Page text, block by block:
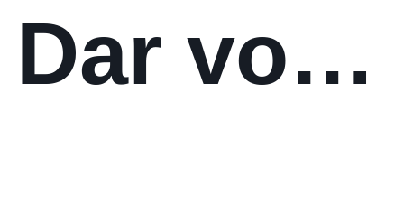
Dar voz